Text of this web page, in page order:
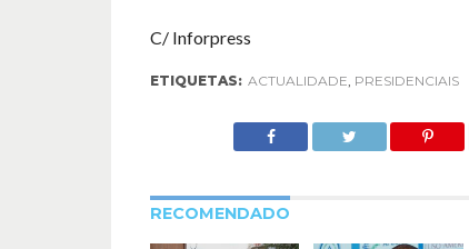
C/ Inforpress
ETIQUETAS: ACTUALIDADE, PRESIDENCIAIS
RECOMENDADO